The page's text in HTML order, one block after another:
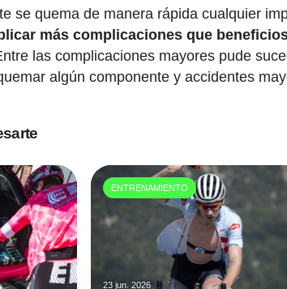
se quema de manera rápida cualquier
más complicaciones que
las complicaciones mayores pude
algún componente y accidentes
ENTRENAMIENTO
23 jun. 2026